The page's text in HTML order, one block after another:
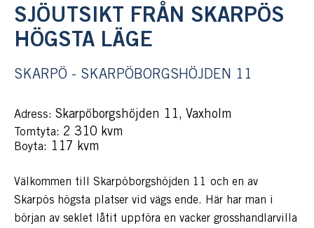
SJÖUTSIKT FRÅN SKARPÖS
HÖGSTA LÄGE
SKARPÖ - SKARPÖBORGSHÖJDEN 11
Adress: Skarpöborgshöjden 11, Vaxholm
Tomtyta: 2 310 kvm
Boyta: 117 kvm
Välkommen till Skarpöborgshöjden 11 och en av
Skarpös högsta platser vid vägs ende. Här har man i
början av seklet låtit uppföra en vacker grosshandlarvilla